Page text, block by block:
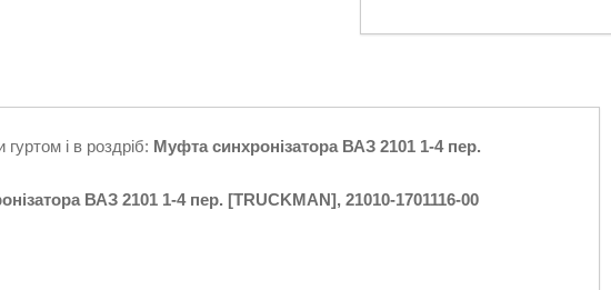
і в роздріб: Муфта синхронізатора ВАЗ 2101 1-4 пер.
ВАЗ 2101 1-4 пер. [TRUCKMAN], 21010-1701116-00